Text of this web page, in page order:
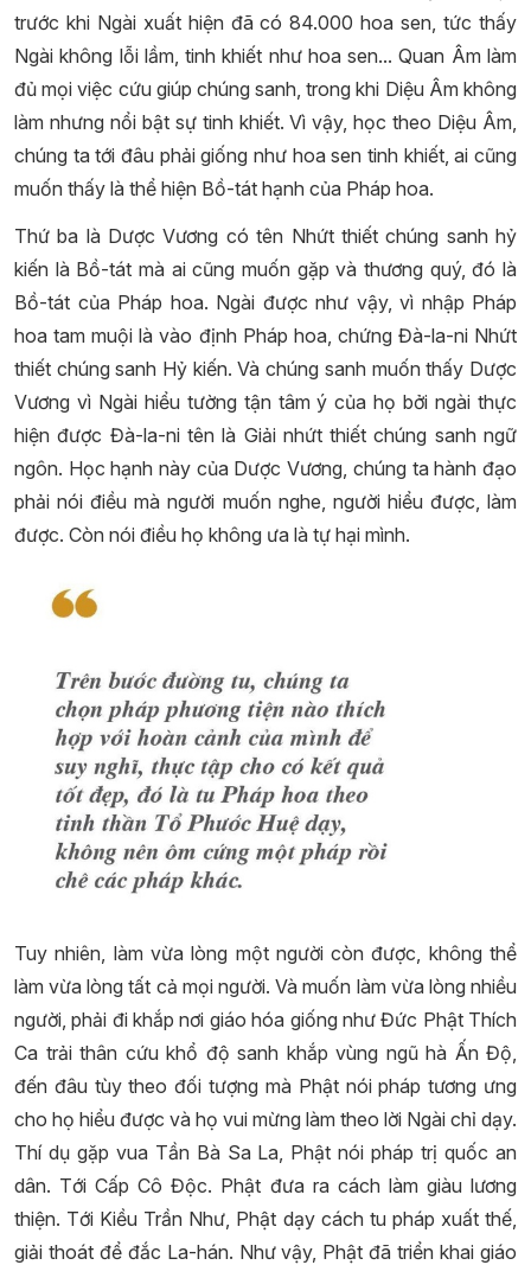
trước khi Ngài xuất hiện đã có 84.000 hoa sen, tức thấy
Ngài không lỗi lầm, tinh khiết như hoa sen... Quan Âm làm
đủ mọi việc cứu giúp chúng sanh, trong khi Diệu Âm không
làm nhưng nổi bật sự tinh khiết. Vì vậy, học theo Diệu Âm,
chúng ta tới đâu phải giống như hoa sen tinh khiết, ai cũng
muốn thấy là thể hiện Bồ-tát hạnh của Pháp hoa.
Thứ ba là Dược Vương có tên Nhứt thiết chúng sanh hỷ
kiến là Bồ-tát mà ai cũng muốn gặp và thương quý, đó là
Bồ-tát của Pháp hoa. Ngài được như vậy, vì nhập Pháp
hoa tam muội là vào định Pháp hoa, chứng Đà-la-ni Nhứt
thiết chúng sanh Hỷ kiến. Và chúng sanh muốn thấy Dược
Vương vì Ngài hiểu tường tận tâm ý của họ bởi ngài thực
hiện được Đà-la-ni tên là Giải nhứt thiết chúng sanh ngữ
ngôn. Học hạnh này của Dược Vương, chúng ta hành đạo
phải nói điều mà người muốn nghe, người hiểu được, làm
được. Còn nói điều họ không ưa là tự hại mình.
Tuy nhiên, làm vừa lòng một người còn được, không thể
làm vừa lòng tất cả mọi người. Và muốn làm vừa lòng nhiều
người, phải đi khắp nơi giáo hóa giống như Đức Phật Thích
Ca trải thân cứu khổ độ sanh khắp vùng ngũ hà Ấn Độ,
đến đâu tùy theo đối tượng mà Phật nói pháp tương ưng
cho họ hiểu được và họ vui mừng làm theo lời Ngài chỉ dạy.
Thí dụ gặp vua Tần Bà Sa La, Phật nói pháp trị quốc an
dân. Tới Cấp Cô Độc. Phật đưa ra cách làm giàu lương
thiện. Tới Kiều Trần Như, Phật dạy cách tu pháp xuất thế,
giải thoát để đắc La-hán. Như vậy, Phật đã triển khai giáo